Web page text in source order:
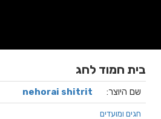
בית חמוד לחג
שם היוצר: nehorai shitrit
חגים ומועדים